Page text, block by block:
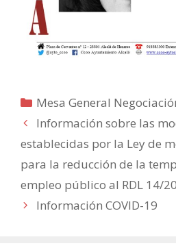
Categorías
Mesa General
Información sobre las
establecidas por la Ley de
para la reducción de la
empleo público al RDL 14/
Información COVID-19